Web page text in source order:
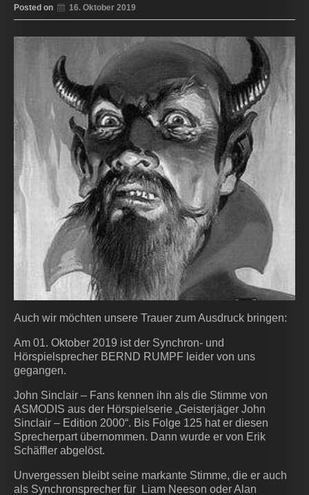
Posted on 16. Oktober 2019
Auch wir möchten unsere Trauer zum Ausdruck bringen:
Am 01. Oktober 2019 ist der Synchron- und
Hörspielsprecher BERND RUMPF leider von uns
gegangen.
John Sinclair – Fans kennen ihn als die Stimme von
ASMODIS aus der Hörspielserie „Geisterjäger John
Sinclair – Edition 2000“. Bis Folge 125 hat er diesen
Sprecherpart übernommen. Dann wurde er von Erik
Schäffler abgelöst.
Unvergessen bleibt seine markante Stimme, die er auch
als Synchronsprecher für Liam Neeson oder Alan